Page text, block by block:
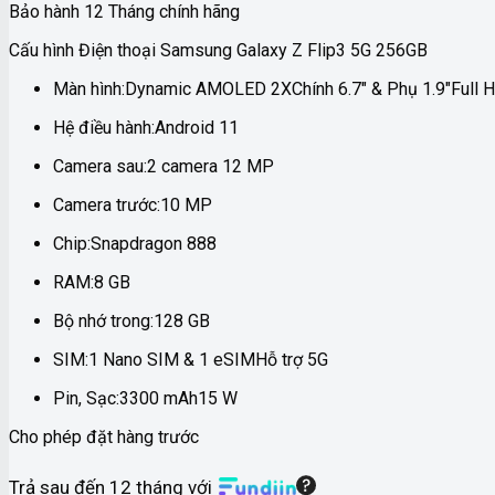
Bảo hành 12 Tháng chính hãng
Cấu hình Điện thoại Samsung Galaxy Z Flip3 5G 256GB
Màn hình:Dynamic AMOLED 2XChính 6.7″ & Phụ 1.9″Full
Hệ điều hành:Android 11
Camera sau:2 camera 12 MP
Camera trước:10 MP
Chip:Snapdragon 888
RAM:8 GB
Bộ nhớ trong:128 GB
SIM:1 Nano SIM & 1 eSIMHỗ trợ 5G
Pin, Sạc:3300 mAh15 W
Cho phép đặt hàng trước
Trả sau đến 12 tháng với